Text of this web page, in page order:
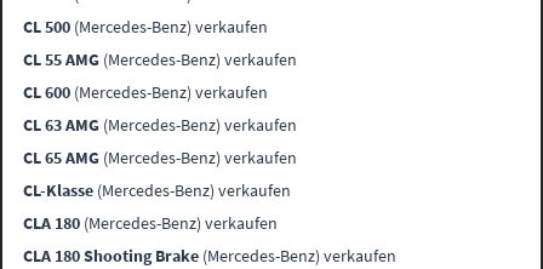
CL 500 (Mercedes-Benz) verkaufen
CL 55 AMG (Mercedes-Benz) verkaufen
CL 600 (Mercedes-Benz) verkaufen
CL 63 AMG (Mercedes-Benz) verkaufen
CL 65 AMG (Mercedes-Benz) verkaufen
CL-Klasse (Mercedes-Benz) verkaufen
CLA 180 (Mercedes-Benz) verkaufen
CLA 180 Shooting Brake (Mercedes-Benz) verkaufen